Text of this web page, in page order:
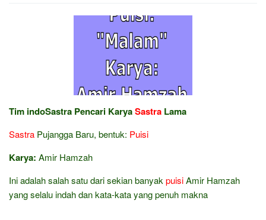
Tim indoSastra Pencari KaryaSastra Lama
Sastra Pujangga Baru, bentuk: Puisi
Karya: Amir Hamzah
Ini adalah salah satu dari sekian banyak puisiAmir Hamzah
yang selalu indah dan kata-kata yang penuh makna